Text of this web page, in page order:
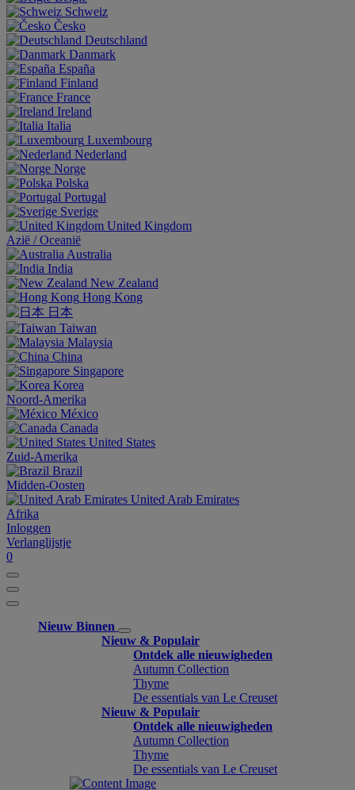
Schweiz
Česko
Deutschland
Danmark
España
Finland
France
Ireland
Italia
Luxembourg
Nederland
Norge
Polska
Portugal
Sverige
United Kingdom
Aziё / Oceaniё
Australia
India
New Zealand
Hong Kong
日本
Taiwan
Malaysia
China
Singapore
Korea
Noord-Amerika
México
Canada
United States
Zuid-Amerika
Brazil
Midden-Oosten
United Arab Emirates
Afrika
Inloggen
Verlanglijstje
0
Nieuw Binnen
Nieuw & Populair
Ontdek alle nieuwigheden
Autumn Collection
Thyme
De essentials van Le Creuset
Nieuw & Populair
Ontdek alle nieuwigheden
Autumn Collection
Thyme
De essentials van Le Creuset